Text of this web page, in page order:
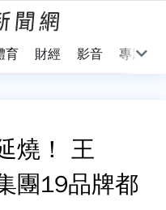
育 財經 影音 專題
燒！ 王
團19品牌都